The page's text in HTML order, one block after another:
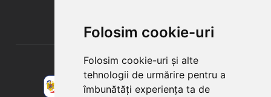
Folosim cookie-uri
Folosim cookie-uri și alte
tehnologii de urmărire pentru a
îmbunătăți experiența ta de